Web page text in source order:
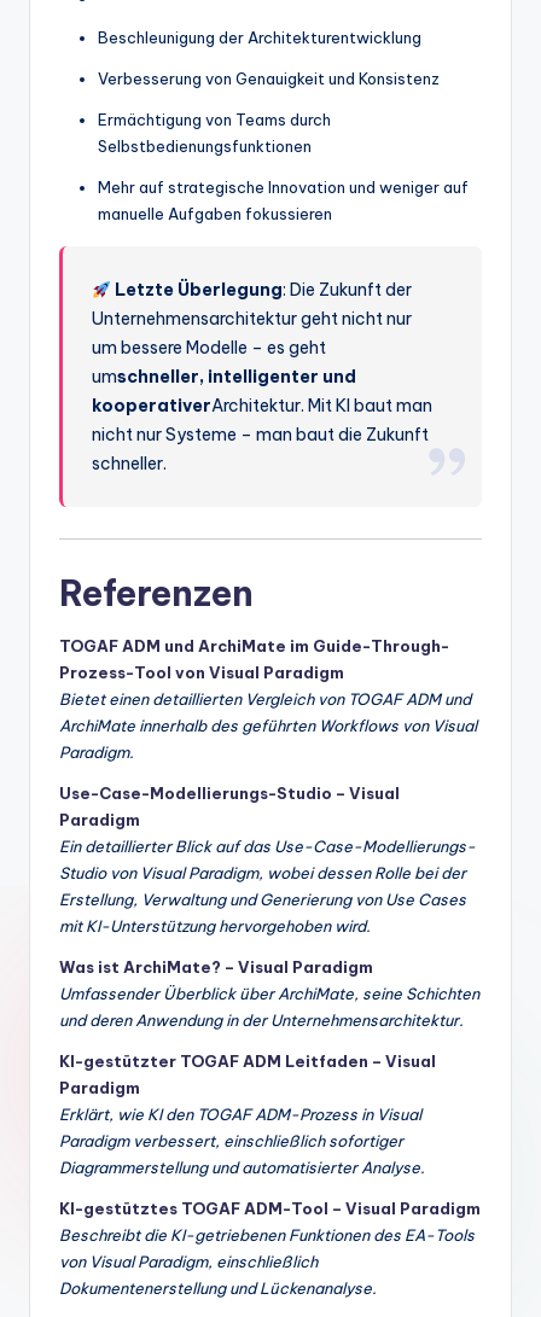
Beschleunigung der Architekturentwicklung
Verbesserung von Genauigkeit und Konsistenz
Ermächtigung von Teams durch
Selbstbedienungsfunktionen
Mehr auf strategische Innovation und weniger auf
manuelle Aufgaben fokussieren
Letzte Überlegung: Die Zukunft der
Unternehmensarchitektur geht nicht nur
um bessere Modelle – es geht
umschneller, intelligenter und
kooperativerArchitektur. Mit KI baut man
nicht nur Systeme – man baut die Zukunft
schneller.
Referenzen
TOGAF ADM und ArchiMate im Guide-Through-
Prozess-Tool von Visual Paradigm
Bietet einen detaillierten Vergleich von TOGAF ADM und
ArchiMate innerhalb des geführten Workflows von Visual
Paradigm.
Use-Case-Modellierungs-Studio – Visual
Paradigm
Ein detaillierter Blick auf das Use-Case-Modellierungs-
Studio von Visual Paradigm, wobei dessen Rolle bei der
Erstellung, Verwaltung und Generierung von Use Cases
mit KI-Unterstützung hervorgehoben wird.
Was ist ArchiMate? – Visual Paradigm
Umfassender Überblick über ArchiMate, seine Schichten
und deren Anwendung in der Unternehmensarchitektur.
KI-gestützter TOGAF ADM Leitfaden – Visual
Paradigm
Erklärt, wie KI den TOGAF ADM-Prozess in Visual
Paradigm verbessert, einschließlich sofortiger
Diagrammerstellung und automatisierter Analyse.
KI-gestütztes TOGAF ADM-Tool – Visual Paradigm
Beschreibt die KI-getriebenen Funktionen des EA-Tools
von Visual Paradigm, einschließlich
Dokumentenerstellung und Lückenanalyse.